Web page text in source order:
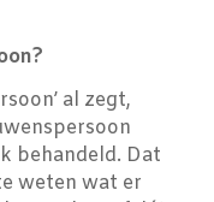
al zegt,
behandeld. Dat
weten wat er